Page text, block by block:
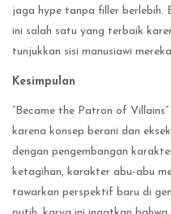
jaga hype tanpa filler berlebih.
ini salah satu yang terbaik
tunjukkan sisi manusiawi
Kesimpulan
“Became the Patron of
karena konsep berani dan
dengan pengembangan
ketagihan, karakter abu-abu
tawarkan perspektif baru di